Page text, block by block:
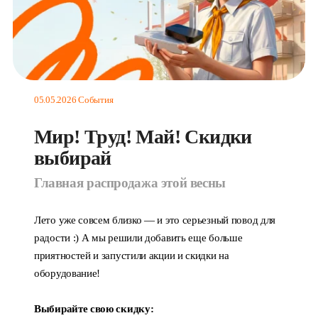
05.05.2026 События
Мир! Труд! Май! Скидки
выбирай
Главная распродажа этой весны
Лето уже совсем близко — и это серьезный повод для
радости :) А мы решили добавить еще больше
приятностей и запустили акции и скидки на
оборудование!
Выбирайте свою скидку: